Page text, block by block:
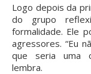
Logo depois da
do grupo
formalidade. Ele
agressores. “Eu
que seria uma
lembra.